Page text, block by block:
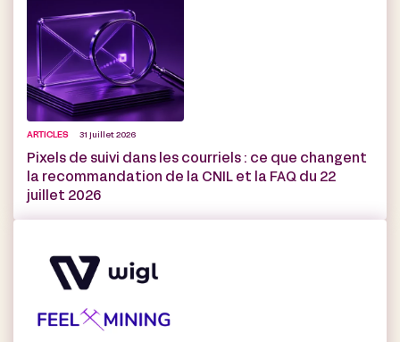
ARTICLES 31 juillet 2026
Pixels de suivi dans les courriels : ce que changent
la recommandation de la CNIL et la FAQ du 22
juillet 2026